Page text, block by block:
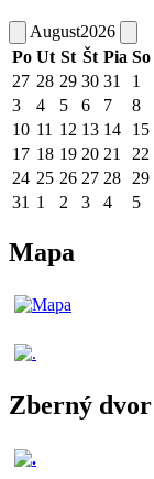
August2026
Po Ut St Št Pia So
27 28 29 30 31 1
3
4 5 6 7 8
10 11 12 13 14 15
17 18 19 20 21 22
24 25 26 27 28 29
31 1 2 3 4 5
Mapa
Zberný dvor